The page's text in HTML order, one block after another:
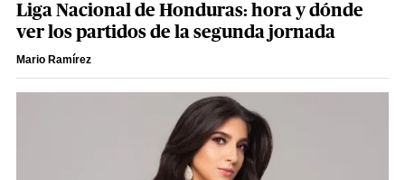
Liga Nacional de Honduras: hora y dónde
ver los partidos de la segunda jornada
Mario Ramírez